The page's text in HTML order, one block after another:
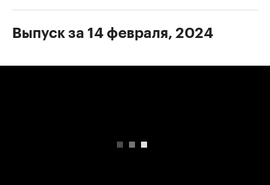
Выпуск за 14 февраля, 2024